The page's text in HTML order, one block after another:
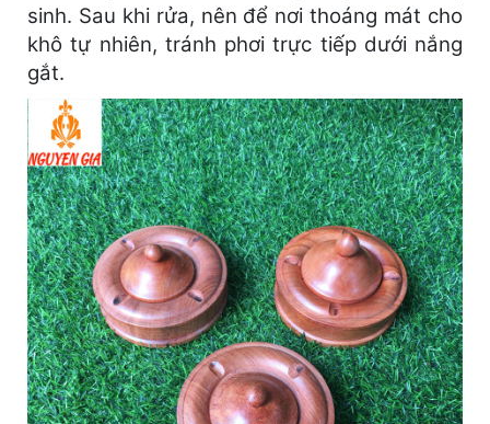
sinh. Sau khi rửa, nên để nơi thoáng mát cho
khô tự nhiên, tránh phơi trực tiếp dưới nắng
gắt.